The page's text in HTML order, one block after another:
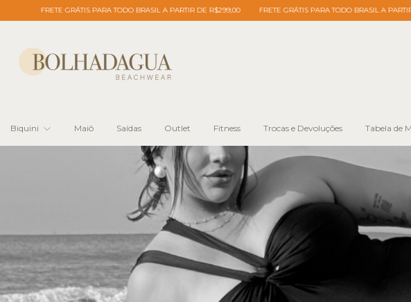
A PARTIR DE R$299,00 FRETE GRÁTIS PARA TODO BRASIL A PARTIR DE R$299,00 FRETE GRÁTIS PARA
Biquini Maiô Saídas Outlet Fitness Trocas e Devoluções Tabela de